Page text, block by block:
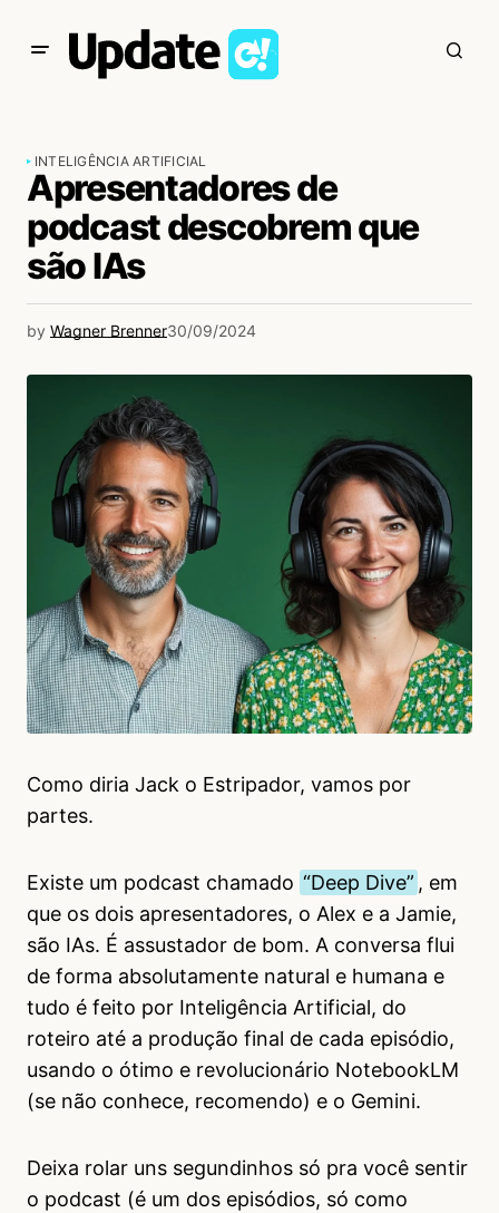
INTELIGÊNCIA ARTIFICIAL
Apresentadores de
podcast descobrem que
são IAs
by Wagner Brenner30/09/2024
Como diria Jack o Estripador, vamos por
partes.
Existe um podcast chamado “Deep Dive” , em
que os dois apresentadores, o Alex e a Jamie,
são IAs. É assustador de bom. A conversa flui
de forma absolutamente natural e humana e
tudo é feito por Inteligência Artificial, do
roteiro até a produção final de cada episódio,
usando o ótimo e revolucionário NotebookLM
(se não conhece, recomendo) e o Gemini.
Deixa rolar uns segundinhos só pra você sentir
o podcast (é um dos episódios, só como